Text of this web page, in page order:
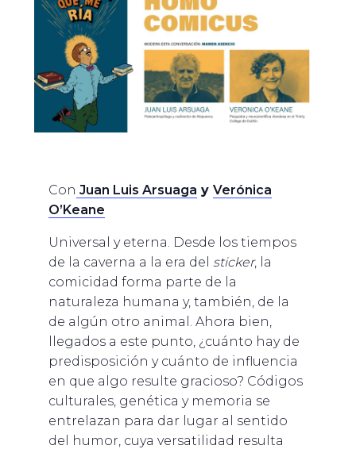
Con Juan Luis Arsuaga y Verónica
O’Keane
Universal y eterna. Desde los tiempos
de la caverna a la era del sticker, la
comicidad forma parte de la
naturaleza humana y, también, de la
de algún otro animal. Ahora bien,
llegados a este punto, ¿cuánto hay de
predisposición y cuánto de influencia
en que algo resulte gracioso? Códigos
culturales, genética y memoria se
entrelazan para dar lugar al sentido
del humor, cuya versatilidad resulta